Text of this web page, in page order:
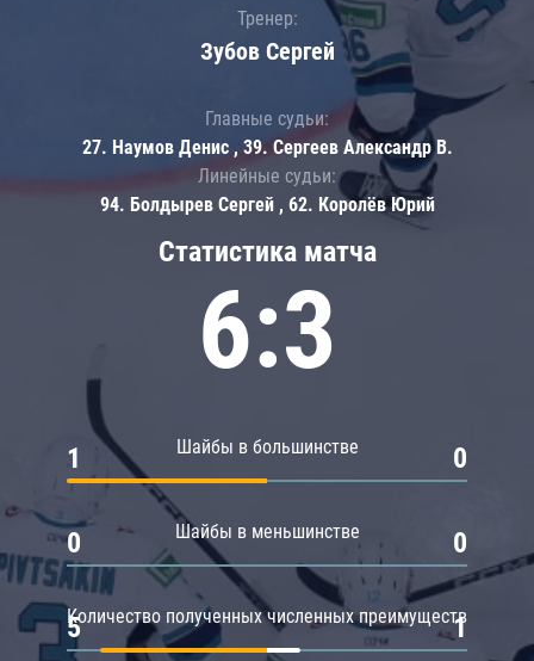
Статистика матча
6:3
Шайбы в большинстве
1 0
Шайбы в меньшинстве
0 0
Количество полученных численных преимуществ
5 1
Тренер:
Зубов Сергей
Главные судьи:
27. Наумов Денис , 39. Сергеев Александр В.
Линейные судьи:
94. Болдырев Сергей , 62. Королёв Юрий